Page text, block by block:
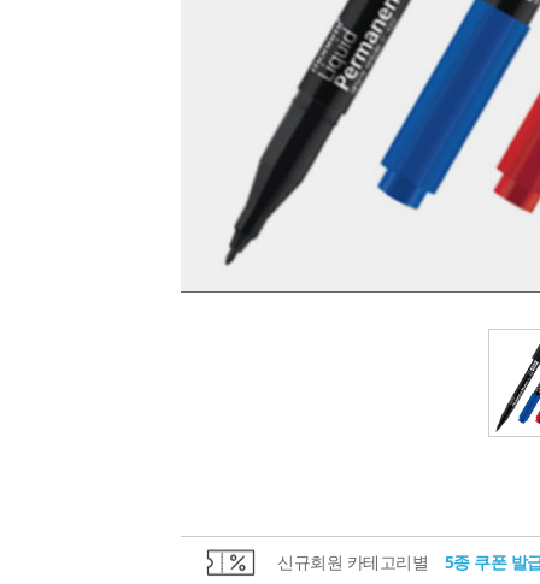
신규회원 카테고리별 5종 쿠폰 발